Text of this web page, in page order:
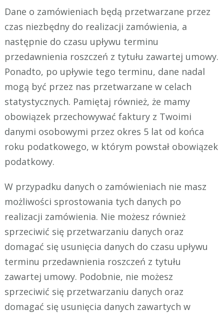
Dane o zamówieniach będą przetwarzane przez
czas niezbędny do realizacji zamówienia, a
następnie do czasu upływu terminu
przedawnienia roszczeń z tytułu zawartej umowy.
Ponadto, po upływie tego terminu, dane nadal
mogą być przez nas przetwarzane w celach
statystycznych. Pamiętaj również, że mamy
obowiązek przechowywać faktury z Twoimi
danymi osobowymi przez okres 5 lat od końca
roku podatkowego, w którym powstał obowiązek
podatkowy.
W przypadku danych o zamówieniach nie masz
możliwości sprostowania tych danych po
realizacji zamówienia. Nie możesz również
sprzeciwić się przetwarzaniu danych oraz
domagać się usunięcia danych do czasu upływu
terminu przedawnienia roszczeń z tytułu
zawartej umowy. Podobnie, nie możesz
sprzeciwić się przetwarzaniu danych oraz
domagać się usunięcia danych zawartych w